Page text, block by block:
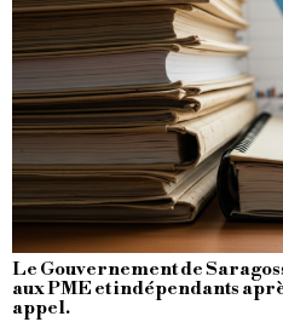
Le Gouvernement de
aux PME et indépendants
appel.